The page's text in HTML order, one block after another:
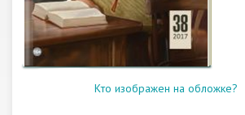
Кто изображен на обложке?